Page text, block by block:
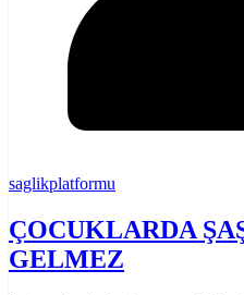
saglikplatformu
ÇOCUKLARDA
GELMEZ